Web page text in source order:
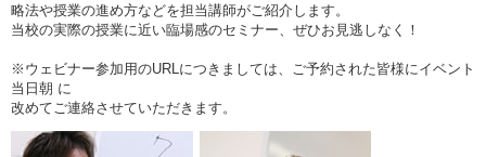
略法や授業の進め方などを担当講師がご紹介します。
当校の実際の授業に近い臨場感のセミナー、ぜひお見逃しなく！
※ウェビナー参加用のURLにつきましては、ご予約された皆様にイベント
当日朝 に
改めてご連絡させていただきます。